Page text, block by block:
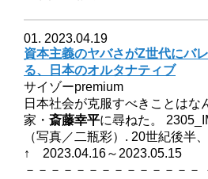
01. 2023.04.19
資本主義のヤバさがZ世代にバ
る、日本のオルタナティブ
サイゾーpremium
日本社会が克服すべきことはな
家・斎藤幸平に尋ねた。
（写真／二瓶彩）. 20世紀後半
↑ 2023.04.16～2023.05.15
－－－－－－－－－－－－－－